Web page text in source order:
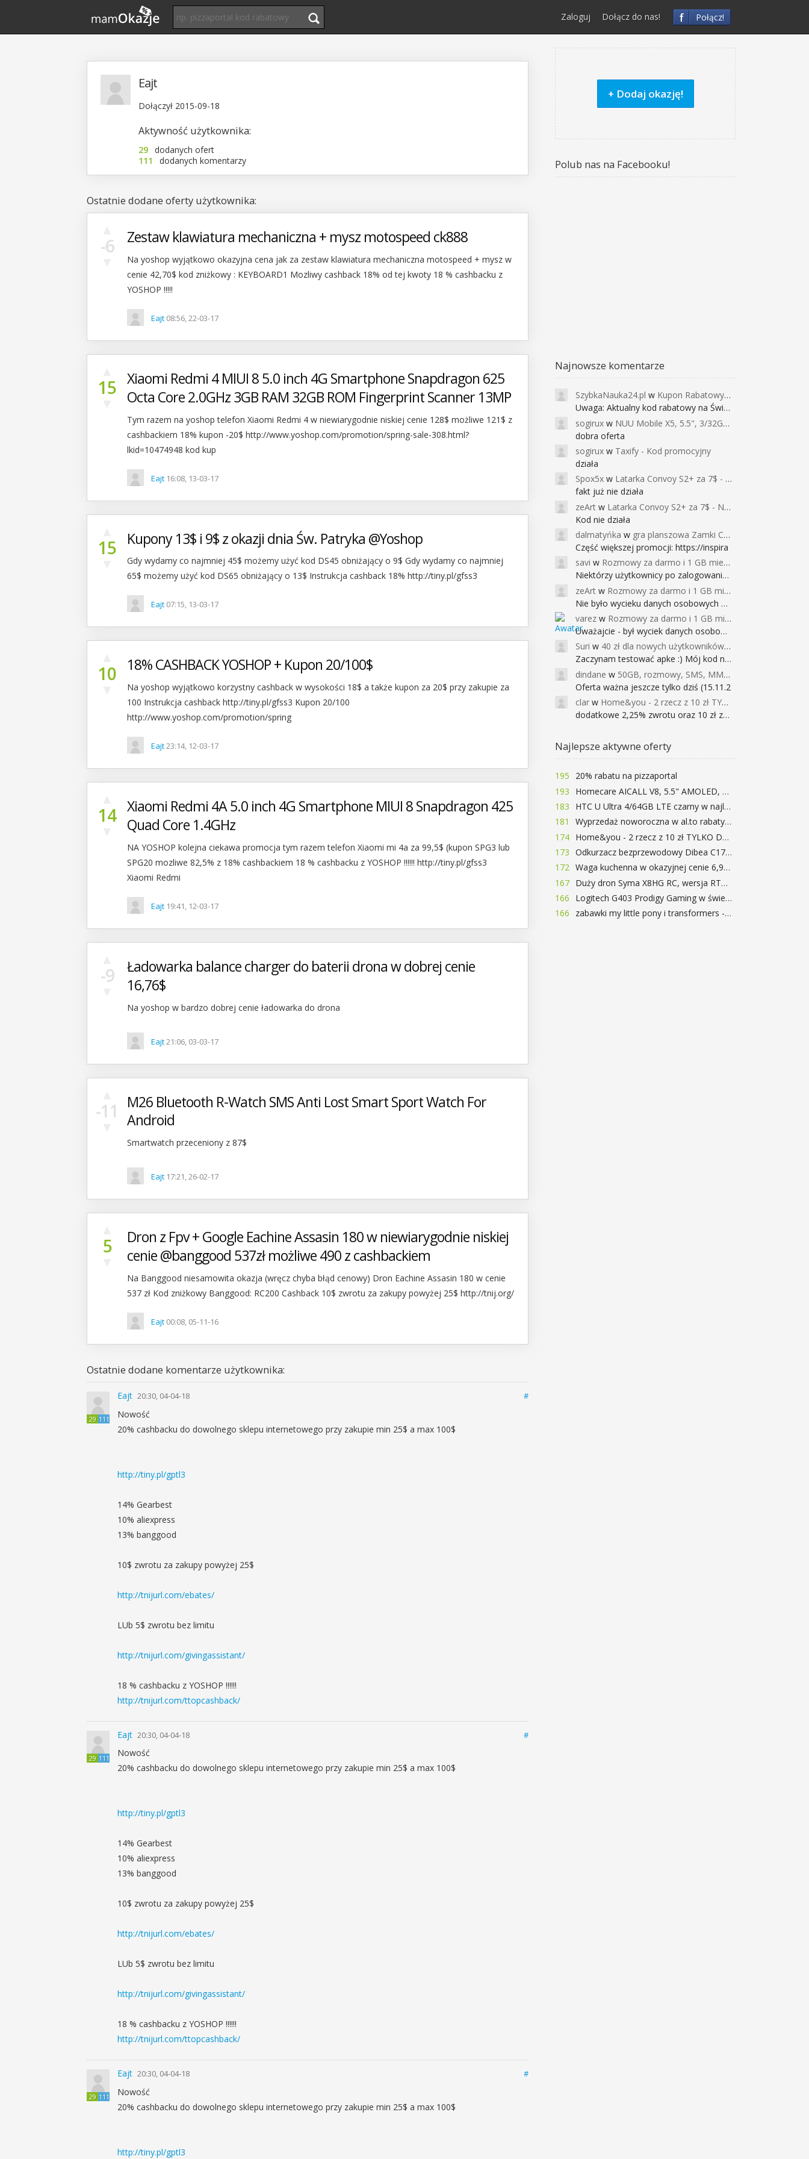
f Połącz!
Zaloguj Dołącz do nas!
Eajt
Dołączył 2015-09-18
Aktywność użytkownika:
29 dodanych ofert
111
dodanych komentarzy
Ostatnie dodane oferty użytkownika:
-6 Zestaw klawiatura mechaniczna + mysz motospeed ck888
Na yoshop wyjątkowo okazyjna cena jak za zestaw klawiatura mechaniczna motospeed + mysz w
cenie 42,70$ kod zniżkowy : KEYBOARD1 Mozliwy cashback 18% od tej kwoty 18 % cashbacku z
YOSHOP !!!!!
Eajt 08:56, 22-03-17
15 Xiaomi Redmi 4 MIUI 8 5.0 inch 4G Smartphone Snapdragon 625
Octa Core 2.0GHz 3GB RAM 32GB ROM Fingerprint Scanner 13MP
Tym razem na yoshop telefon Xiaomi Redmi 4 w niewiarygodnie niskiej cenie 128$ możliwe 121$ z
cashbackiem 18% kupon -20$ http://www.yoshop.com/promotion/spring-sale-308.html?
lkid=10474948 kod kup
Eajt 16:08, 13-03-17
15 Kupony 13$ i 9$ z okazji dnia Św. Patryka @Yoshop
Gdy wydamy co najmniej 45$ możemy użyć kod DS45 obniżający o 9$ Gdy wydamy co najmniej
65$ możemy użyć kod DS65 obniżający o 13$ Instrukcja cashback 18% http://tiny.pl/gfss3
Eajt 07:15, 13-03-17
10 18% CASHBACK YOSHOP + Kupon 20/100$
Na yoshop wyjątkowo korzystny cashback w wysokości 18$ a także kupon za 20$ przy zakupie za
100 Instrukcja cashback http://tiny.pl/gfss3 Kupon 20/100
http://www.yoshop.com/promotion/spring
Eajt23:14, 12-03-17
14 Xiaomi Redmi 4A 5.0 inch 4G Smartphone MIUI 8 Snapdragon 425
Quad Core 1.4GHz
NA YOSHOP kolejna ciekawa promocja tym razem telefon Xiaomi mi 4a za 99,5$ (kupon SPG3 lub
SPG20 mozliwe 82,5% z 18% cashbackiem 18 % cashbacku z YOSHOP !!!!!! http://tiny.pl/gfss3
Xiaomi Redmi
Eajt 19:41, 12-03-17
-9
Ładowarka balance charger do baterii drona w dobrej cenie
16,76$
Na yoshop w bardzo dobrej cenie ładowarka do drona
Eajt 21:06, 03-03-17
-11
M26 Bluetooth R-Watch SMS Anti Lost Smart Sport Watch For
Android
Smartwatch przeceniony z 87$
Eajt 17:21, 26-02-17
5
Dron z Fpv + Google Eachine Assasin 180 w niewiarygodnie niskiej
cenie @banggood 537zł możliwe 490 z cashbackiem
Na Banggood niesamowita okazja (wręcz chyba błąd cenowy) Dron Eachine Assasin 180 w cenie
537 zł Kod zniżkowy Banggood: RC200 Cashback 10$ zwrotu za zakupy powyżej 25$ http://tnij.org/
Eajt 00:08, 05-11-16
Ostatnie dodane komentarze użytkownika:
29 111
Eajt 20:30, 04-04-18 #
Nowość
20% cashbacku do dowolnego sklepu internetowego przy zakupie min 25$ a max 100$
http://tiny.pl/gptl3
14% Gearbest
10% aliexpress
13% banggood
10$ zwrotu za zakupy powyżej 25$
http://tnijurl.com/ebates/
LUb 5$ zwrotu bez limitu
http://tnijurl.com/givingassistant/
18 % cashbacku z YOSHOP !!!!!!
http://tnijurl.com/ttopcashback/
29 111
Eajt 20:30, 04-04-18 #
Nowość
20% cashbacku do dowolnego sklepu internetowego przy zakupie min 25$ a max 100$
http://tiny.pl/gptl3
14% Gearbest
10% aliexpress
13% banggood
10$ zwrotu za zakupy powyżej 25$
http://tnijurl.com/ebates/
LUb 5$ zwrotu bez limitu
http://tnijurl.com/givingassistant/
18 % cashbacku z YOSHOP !!!!!!
http://tnijurl.com/ttopcashback/
29 111
Eajt 20:30, 04-04-18 #
Nowość
20% cashbacku do dowolnego sklepu internetowego przy zakupie min 25$ a max 100$
http://tiny.pl/gptl3
+ Dodaj okazję!
Polub nas na Facebooku!
Najnowsze komentarze
SzybkaNauka24.pl w Kupon Rabatowy na Kurs Angielskiego dla Dzieci - FunEnglish
Uwaga: Aktualny kod rabatowy na Święta (
sogirux w NUU Mobile X5, 5.5", 3/32GB, czujnik linii papilarnych, 2950mAh, aparat 13MP za 267zł - Banggood
dobra oferta
sogirux w Taxify - Kod promocyjny
działa
Spox5x w Latarka Convoy S2+ za 7$ - Najniższa cena od 2017r
fakt już nie działa
zeArt w Latarka Convoy S2+ za 7$ - Najniższa cena od 2017r
Kod nie działa
dalmatyńka w gra planszowa Zamki Caladale za 39zł
Część większej promocji: https://inspira
savi w Rozmowy za darmo i 1 GB miesięcznie
Niektórzy użytkownicy po zalogowaniu do
zeArt w Rozmowy za darmo i 1 GB miesięcznie
Nie było wycieku danych osobowych a nieo
varez w Rozmowy za darmo i 1 GB miesięcznie
Uważajcie - był wyciek danych osobowych
Suri w 40 zł dla nowych użytkowników Google Pay (dawniej Android Pay)
Zaczynam testować apke :) Mój kod na 40
dindane w 50GB, rozmowy, SMS, MMS bez limitu przez 6 miesięcy za darmo za przeniesienie numeru do Play NEXT
Oferta ważna jeszcze tylko dziś (15.11.2
clar w Home&you - 2 rzecz z 10 zł TYLKO DZISIAJ
dodatkowe 2,25% zwrotu oraz 10 zł za r
Najlepsze aktywne oferty
195
20% rabatu na pizzaportal
193
Homecare AICALL V8, 5.5" AMOLED, 4/128GB, Snapdragon 652, LTE, QC3.0, 3400mAh za 416zł
183
HTC U Ultra 4/64GB LTE czarny w najlepszej cenie na rynku 799 zł!!!
181
Wyprzedaż noworoczna w al.to rabaty do 72%
174
Home&you - 2 rzecz z 10 zł TYLKO DZISIAJ
173
Odkurzacz bezprzewodowy Dibea C17 za 77.99$ (~290zł)
172
Waga kuchenna w okazyjnej cenie 6,99$
167
Duży dron Syma X8HG RC, wersja RTF, kamera 8MP za 62$ (~233zł) - TomTop
166
Logitech G403 Prodigy Gaming w świetnej cenie 169 zł
166
zabawki my little pony i transformers -50%!